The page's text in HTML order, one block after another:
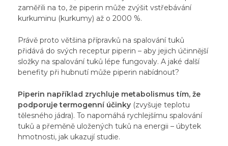
zaměřili na to, že piperin může zvýšit vstřebávání
kurkuminu (kurkumy) až o 2000 %.
Právě proto většina přípravků na spalování tuků
přidává do svých receptur piperin – aby jejich účinnější
složky na spalování tuků lépe fungovaly. A jaké další
benefity při hubnutí může piperin nabídnout?
Piperin například zrychluje metabolismus tím, že
podporuje termogenní účinky(zvyšuje teplotu
tělesného jádra). To napomáhá rychlejšímu spalování
tuků a přeměně uložených tuků na energii – úbytek
hmotnosti, jak ukazují studie.